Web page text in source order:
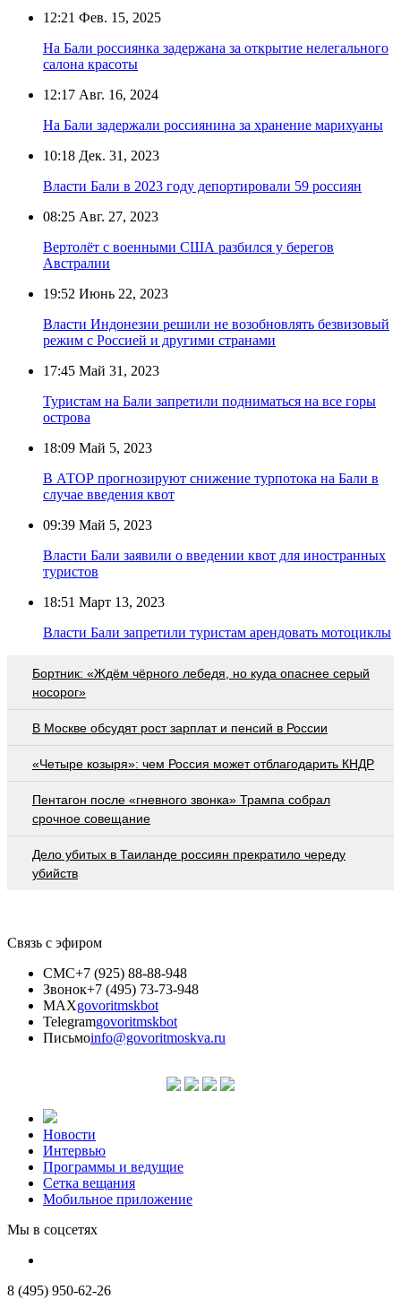
12:21 Фев. 15, 2025
На Бали россиянка задержана за открытие нелегального
салона красоты
12:17 Авг. 16, 2024
На Бали задержали россиянина за хранение марихуаны
10:18 Дек. 31, 2023
Власти Бали в 2023 году депортировали 59 россиян
08:25 Авг. 27, 2023
Вертолёт с военными США разбился у берегов
Австралии
19:52 Июнь 22, 2023
Власти Индонезии решили не возобновлять безвизовый
режим с Россией и другими странами
17:45 Май 31, 2023
Туристам на Бали запретили подниматься на все горы
острова
18:09 Май 5, 2023
В АТОР прогнозируют снижение турпотока на Бали в
случае введения квот
09:39 Май 5, 2023
Власти Бали заявили о введении квот для иностранных
туристов
18:51 Март 13, 2023
Власти Бали запретили туристам арендовать мотоциклы
Бортник: «Ждём чёрного лебедя, но куда опаснее серый
носорог»
В Москве обсудят рост зарплат и пенсий в России
«Четыре козыря»: чем Россия может отблагодарить КНДР
Пентагон после «гневного звонка» Трампа собрал
срочное совещание
Дело убитых в Таиланде россиян прекратило череду
убийств
Связь с эфиром
СМС+7 (925) 88-88-948
Звонок+7 (495) 73-73-948
MAXgovoritmskbot
Telegramgovoritmskbot
Письмоinfo@govoritmoskva.ru
Новости
Интервью
Программы и ведущие
Сетка вещания
Мобильное приложение
Мы в соцсетях
8 (495) 950-62-26